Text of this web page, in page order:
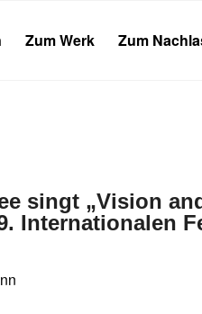
Zum Werk Zum
singt „Vision
Internationalen